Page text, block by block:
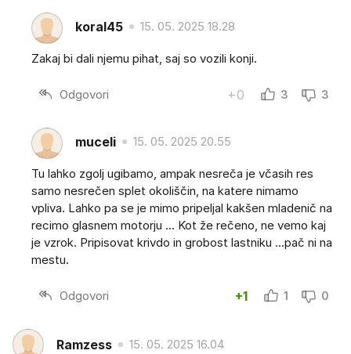
koral45 15. 05. 2025 18.28
Zakaj bi dali njemu pihat, saj so vozili konji.
Odgovori +0 3 3
muceli 15. 05. 2025 20.55
Tu lahko zgolj ugibamo, ampak nesreča je včasih res
samo nesrečen splet okoliščin, na katere nimamo
vpliva. Lahko pa se je mimo pripeljal kakšen mladenič na
recimo glasnem motorju ... Kot že rečeno, ne vemo kaj
je vzrok. Pripisovat krivdo in grobost lastniku ...pač ni na
mestu.
Odgovori +1 1 0
Ramzess 15. 05. 2025 16.04